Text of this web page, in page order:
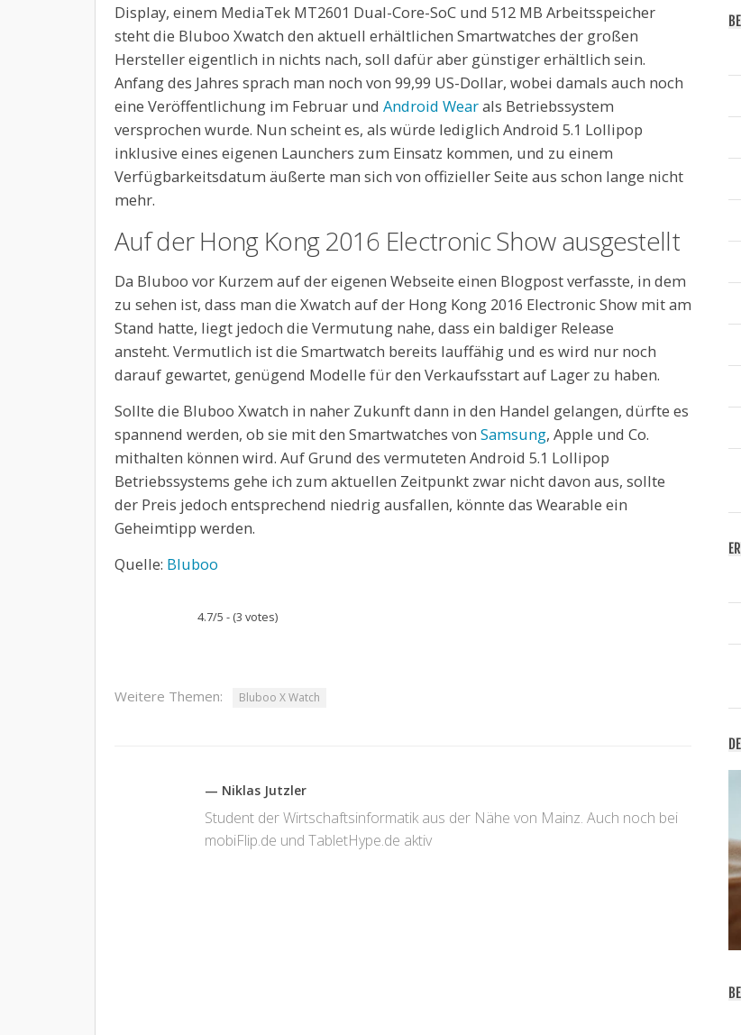
Display, einem MediaTek MT2601 Dual-Core-SoC und 512 MB Arbeitsspeicher
steht die Bluboo Xwatch den aktuell erhältlichen Smartwatches der großen
Hersteller eigentlich in nichts nach, soll dafür aber günstiger erhältlich sein.
Anfang des Jahres sprach man noch von 99,99 US-Dollar, wobei damals auch noch
eine Veröffentlichung im Februar und Android Wearals Betriebssystem
versprochen wurde. Nun scheint es, als würde lediglich Android 5.1 Lollipop
inklusive eines eigenen Launchers zum Einsatz kommen, und zu einem
Verfügbarkeitsdatum äußerte man sich von offizieller Seite aus schon lange nicht
mehr.
Auf der Hong Kong 2016 Electronic Show ausgestellt
Da Bluboo vor Kurzem auf der eigenen Webseite einen Blogpost verfasste, in dem
zu sehen ist, dass man die Xwatch auf der Hong Kong 2016 Electronic Show mit am
Stand hatte, liegt jedoch die Vermutung nahe, dass ein baldiger Release
ansteht. Vermutlich ist die Smartwatch bereits lauffähig und es wird nur noch
darauf gewartet, genügend Modelle für den Verkaufsstart auf Lager zu haben.
Sollte die Bluboo Xwatch in naher Zukunft dann in den Handel gelangen, dürfte es
spannend werden, ob sie mit den Smartwatches von Samsung, Apple und Co.
mithalten können wird. Auf Grund des vermuteten Android 5.1 Lollipop
Betriebssystems gehe ich zum aktuellen Zeitpunkt zwar nicht davon aus, sollte
der Preis jedoch entsprechend niedrig ausfallen, könnte das Wearable ein
Geheimtipp werden.
Quelle: Bluboo
4.7/5 - (3 votes)
Weitere Themen: Bluboo X Watch
— Niklas Jutzler
Student der Wirtschaftsinformatik aus der Nähe von Mainz. Auch noch bei
mobiFlip.de und TabletHype.de aktiv